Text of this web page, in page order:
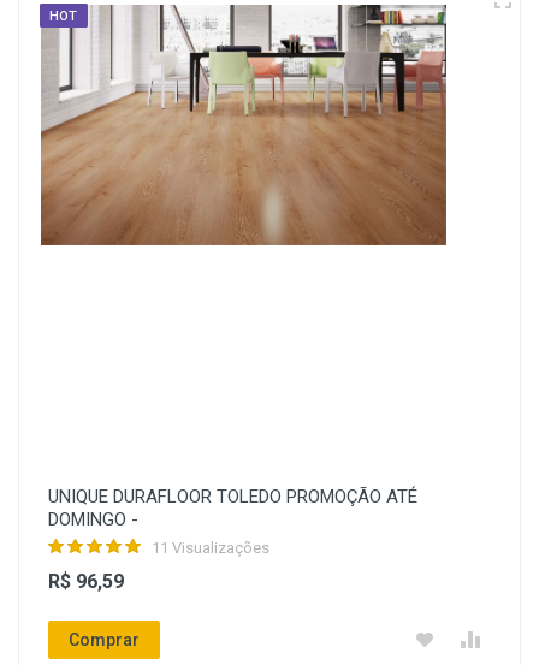
HOT
UNIQUE DURAFLOOR TOLEDO PROMOÇÃO ATÉ
DOMINGO -
11 Visualizações
R$ 96,59
Comprar